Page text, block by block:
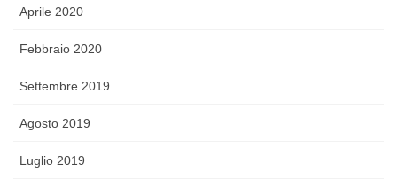
Aprile 2020
Febbraio 2020
Settembre 2019
Agosto 2019
Luglio 2019